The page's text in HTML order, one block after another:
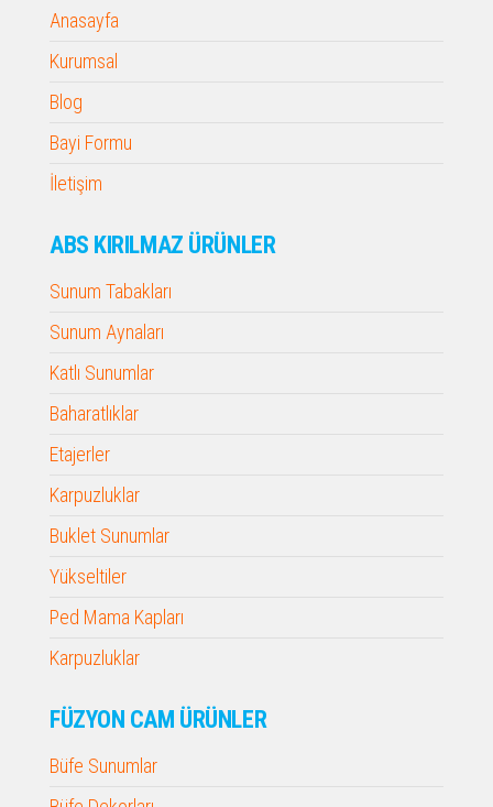
Anasayfa
Kurumsal
Blog
Bayi Formu
İletişim
ABS KIRILMAZ ÜRÜNLER
Sunum Tabakları
Sunum Aynaları
Katlı Sunumlar
Baharatlıklar
Etajerler
Karpuzluklar
Buklet Sunumlar
Yükseltiler
Ped Mama Kapları
Karpuzluklar
FÜZYON CAM ÜRÜNLER
Büfe Sunumlar